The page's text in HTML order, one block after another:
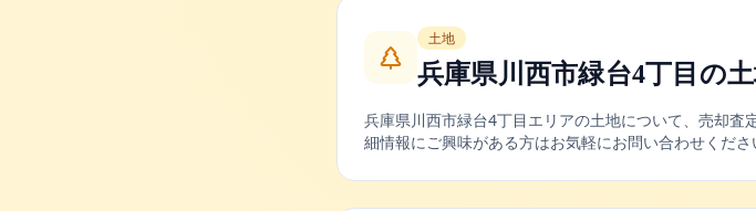
土地
兵庫県川西市緑台4丁目 の
兵庫県川西市緑台4丁目エリアの土地について、売却査
細情報にご興味がある方はお気軽にお問い合わせくださ